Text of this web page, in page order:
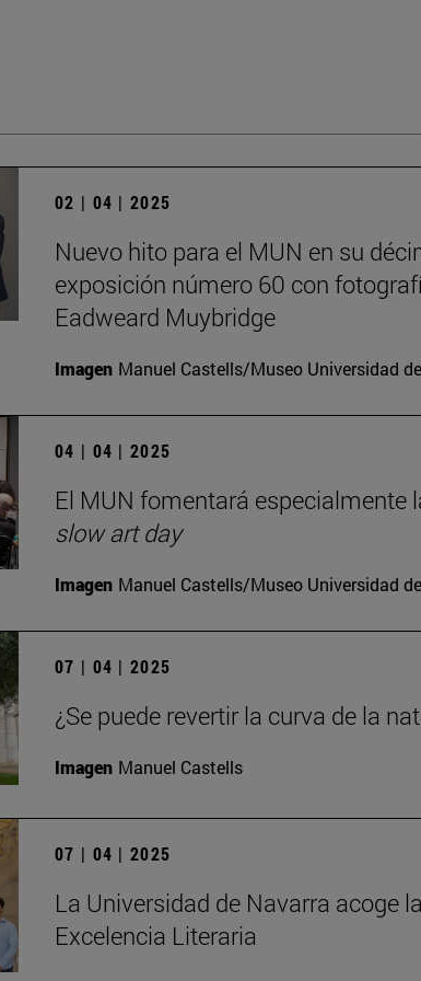
02 | 04 | 2025
Nuevo hito para el MUN en su
exposición número 60 con
Eadweard Muybridge
Imagen Manuel Castells/Museo Universidad
04 | 04 | 2025
El MUN fomentará especialmente
slow art day
Imagen Manuel Castells/Museo Universidad
07 | 04 | 2025
¿Se puede revertir la curva de la
Imagen Manuel Castells
07 | 04 | 2025
La Universidad de Navarra acoge
Excelencia Literaria